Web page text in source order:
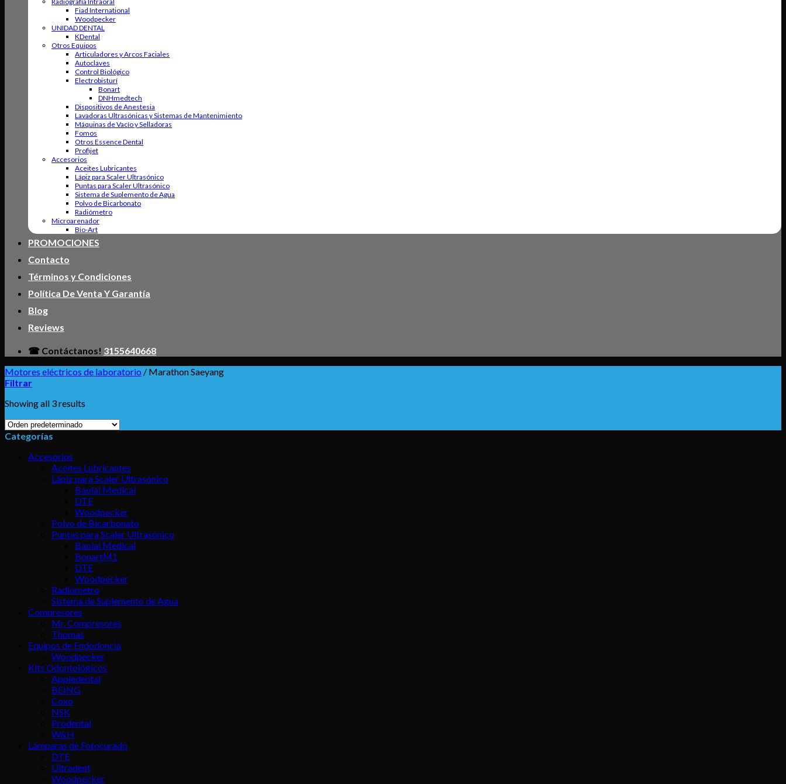
Fiad International
Woodpecker
UNIDAD DENTAL
KDental
Otros Equipos
Articuladores y Arcos Faciales
Autoclaves
Control Biológico
Electrobisturí
Bonart
DNHmedtech
Dispositivos de Anestesia
Lavadoras Ultrasónicas y Sistemas de Mantenimiento
Máquinas de Vacío y Selladoras
Fomos
Otros Essence Dental
Profijet
Accesorios
Aceites Lubricantes
Lápiz para Scaler Ultrasónico
Puntas para Scaler Ultrasónico
Sistema de Suplemento de Agua
Polvo de Bicarbonato
Radiómetro
Microarenador
Bio-Art
PROMOCIONES
Contacto
Términos y Condiciones
Política De Venta Y Garantía
Blog
Reviews
☎ Contáctanos! 3155640668
Motores eléctricos de laboratorio / Marathon Saeyang
Filtrar
Showing all 3 results
Categorías
Accesorios
Aceites Lubricantes
Lápiz para Scaler Ultrasónico
Baolai Medical
DTE
Woodpecker
Polvo de Bicarbonato
Puntas para Scaler Ultrasónico
Baolai Medical
BonartM1
DTE
Woodpecker
Radiómetro
Sistema de Suplemento de Agua
Compresores
Mr. Compresores
Thomas
Equipos de Endodoncia
Woodpecker
Kits Odontológicos
Appledental
BEING
Coxo
NSK
Prodental
W&H
Lámparas de Fotocurado
DTE
Ultradent
Woodpecker